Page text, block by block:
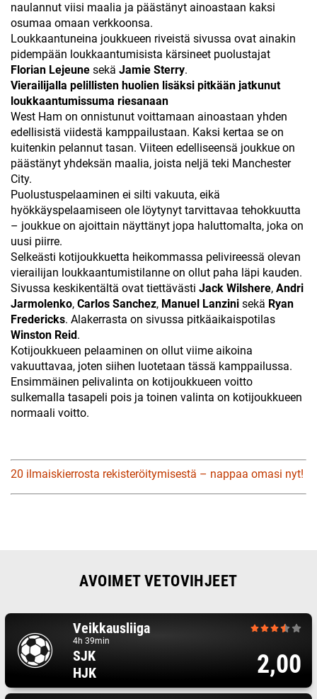
naulannut viisi maalia ja päästänyt ainoastaan kaksi
osumaa omaan verkkoonsa.
Loukkaantuneina joukkueen riveistä sivussa ovat ainakin
pidempään loukkaantumisista kärsineet puolustajat
Florian Lejeune sekä Jamie Sterry.
Vierailijalla pelillisten huolien lisäksi pitkään jatkunut
loukkaantumissuma riesanaan
West Ham on onnistunut voittamaan ainoastaan yhden
edellisistä viidestä kamppailustaan. Kaksi kertaa se on
kuitenkin pelannut tasan. Viiteen edelliseensä joukkue on
päästänyt yhdeksän maalia, joista neljä teki Manchester
City.
Puolustuspelaaminen ei silti vakuuta, eikä
hyökkäyspelaamiseen ole löytynyt tarvittavaa tehokkuutta
– joukkue on ajoittain näyttänyt jopa haluttomalta, joka on
uusi piirre.
Selkeästi kotijoukkuetta heikommassa pelivireessä olevan
vierailijan loukkaantumistilanne on ollut paha läpi kauden.
Sivussa keskikentältä ovat tiettävästi Jack Wilshere, Andri
Jarmolenko, Carlos Sanchez, Manuel Lanzini sekä Ryan
Fredericks. Alakerrasta on sivussa pitkäaikaispotilas
Winston Reid.
Kotijoukkueen pelaaminen on ollut viime aikoina
vakuuttavaa, joten siihen luotetaan tässä kamppailussa.
Ensimmäinen pelivalinta on kotijoukkueen voitto
sulkemalla tasapeli pois ja toinen valinta on kotijoukkueen
normaali voitto.
20 ilmaiskierrosta rekisteröitymisestä – nappaa omasi nyt!
AVOIMET VETOVIHJEET
Veikkausliiga
4h 39min
SJK
HJK
2,00